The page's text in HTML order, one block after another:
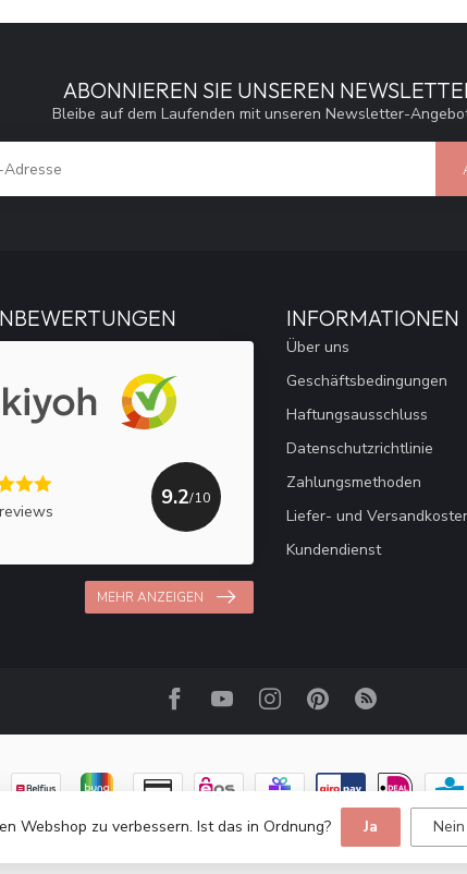
ABONNIEREN SIE UNSEREN
Bleibe auf dem Laufenden mit unseren Newsletter-
9.2/10
MEHR ANZEIGEN
INFORMATIONEN
Über uns
Geschäftsbedingungen
Haftungsausschluss
Datenschutzrichtlinie
Zahlungsmethoden
Liefer- und
Kundendienst
© Copyright 2026 Haakpret / Häkelfreude
Webshop zu verbessern. Ist das in Ordnung? Ja Nein